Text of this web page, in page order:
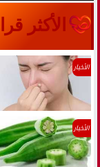
الأكثر
الأخبار
الأخبار